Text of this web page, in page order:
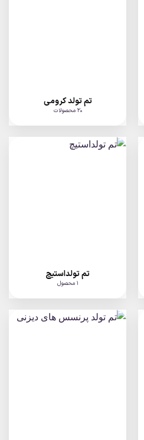
تم تولد کرومی
20 محصولات
تم تولداستیچ
1 محصول